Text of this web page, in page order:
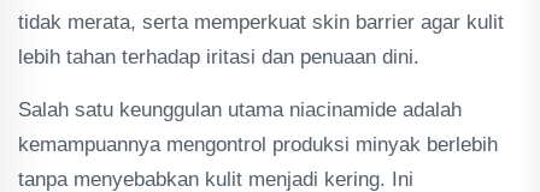
tidak merata, serta memperkuat skin barrier agar kulit
lebih tahan terhadap iritasi dan penuaan dini.
Salah satu keunggulan utama niacinamide adalah
kemampuannya mengontrol produksi minyak berlebih
tanpa menyebabkan kulit menjadi kering. Ini